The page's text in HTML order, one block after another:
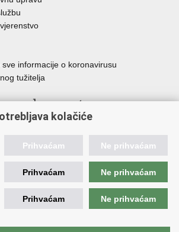
informacije o koronavirusu
tužitelja
sustava
i organiziranog kriminaliteta
vijeće
komora
portal
kolačiće
Prihvaćam Ne prihvaćam
Prihvaćam Ne prihvaćam
Prihvaćam Ne prihvaćam